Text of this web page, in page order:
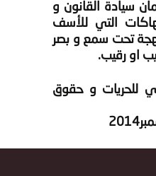
سيادة القانون و
التي للأسف
تحت سمع و بصر
او رقيب.
للحريات و حقوق